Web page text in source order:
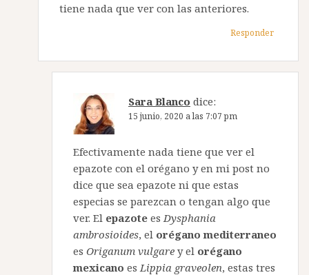
tiene nada que ver con las anteriores.
Responder
Sara Blanco dice:
15 junio, 2020 a las 7:07 pm
Efectivamente nada tiene que ver el
epazote con el orégano y en mi post no
dice que sea epazote ni que estas
especias se parezcan o tengan algo que
ver. El epazote es Dysphania
ambrosioides, el orégano mediterraneo
es Origanum vulgare y el orégano
mexicano es Lippia graveolen, estas tres